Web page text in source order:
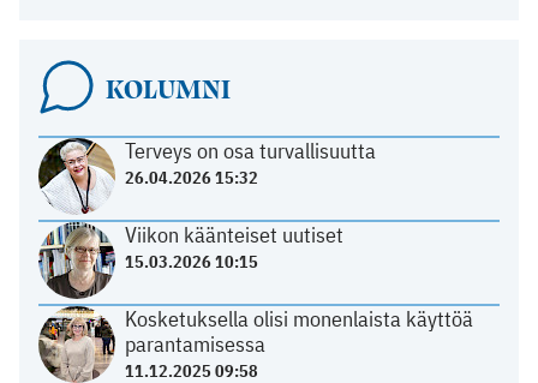
KOLUMNI
Terveys on osa turvallisuutta
26.04.2026 15:32
Viikon käänteiset uutiset
15.03.2026 10:15
Kosketuksella olisi monenlaista käyttöä
parantamisessa
11.12.2025 09:58